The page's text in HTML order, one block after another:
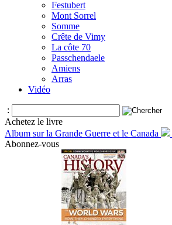
Festubert
Mont Sorrel
Somme
Crête de Vimy
La côte 70
Passchendaele
Amiens
Arras
Vidéo
:
Achetez le livre
Album sur la Grande Guerre et le Canada
Abonnez-vous